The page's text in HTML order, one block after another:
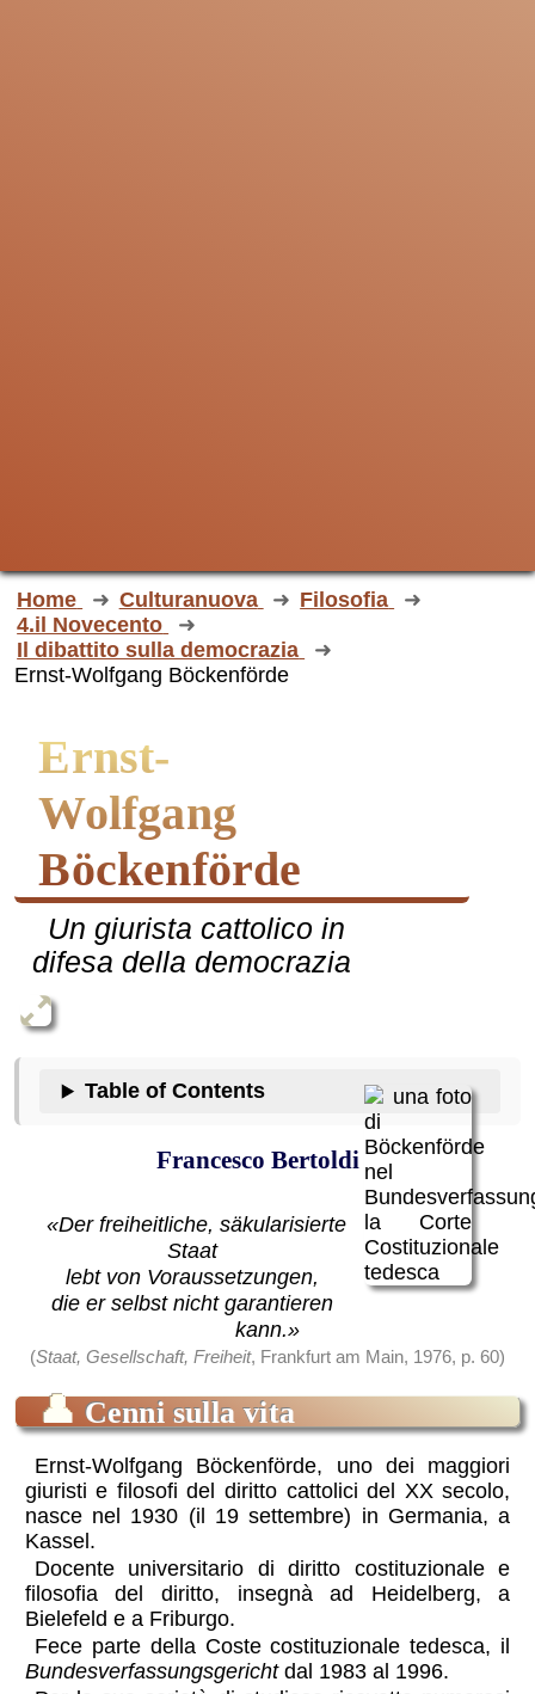
Home Culturanuova
Filosofia
4.il Novecento
Il dibattito sulla democrazia
Ernst-Wolfgang Böckenförde
Ernst-
Wolfgang
Böckenförde
Un giurista cattolico in
difesa della democrazia
Table of Contents
Francesco Bertoldi
«Der freiheitliche, säkularisierte
Staat
lebt von Voraussetzungen,
die er selbst nicht garantieren
kann.»
(Staat, Gesellschaft, Freiheit, Frankfurt am Main, 1976, p. 60)
👤 Cenni sulla vita
Ernst-Wolfgang Böckenförde, uno dei maggiori
giuristi e filosofi del diritto cattolici del XX secolo,
nasce nel 1930 (il 19 settembre) in Germania, a
Kassel.
Docente universitario di diritto costituzionale e
filosofia del diritto, insegnà ad Heidelberg, a
Bielefeld e a Friburgo.
Fece parte della Coste costituzionale tedesca, il
Bundesverfassungsgericht dal 1983 al 1996.